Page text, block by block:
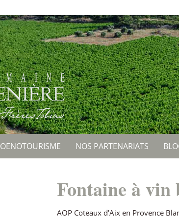
OENOTOURISME NOS PARTENARIATS
Fontaine à vin
AOP Coteaux d'Aix en Provence